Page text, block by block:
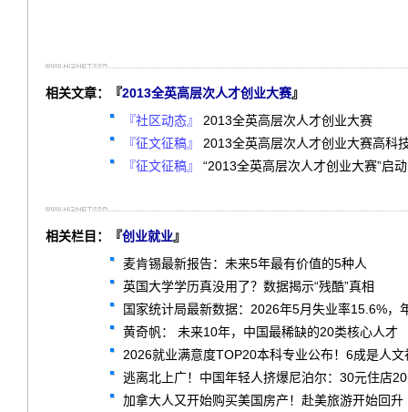
相关文章：『2013全英高层次人才创业大赛』
『社区动态』
2013全英高层次人才创业大赛
『征文征稿』
2013全英高层次人才创业大赛高科
『征文征稿』
“2013全英高层次人才创业大赛”启
相关栏目：『创业就业』
麦肯锡最新报告：未来5年最有价值的5种人
英国大学学历真没用了？数据揭示“残酷”真相
国家统计局最新数据：2026年5月失业率15.6%，
黄奇帆： 未来10年，中国最稀缺的20类核心人才
2026就业满意度TOP20本科专业公布！6成是人文
逃离北上广！中国年轻人挤爆尼泊尔：30元住店
加拿大人又开始购买美国房产！赴美旅游开始回升